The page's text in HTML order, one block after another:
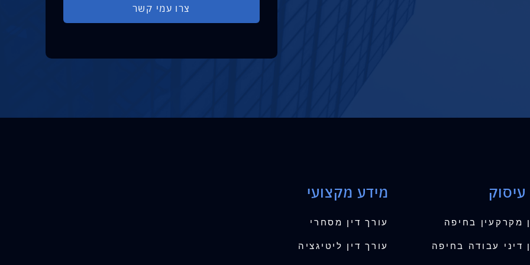
מקרקעין בחיפה
דיני עבודה בחיפה
מידע מקצועי
עורך דין מסחרי
עורך דין ליטיגציה